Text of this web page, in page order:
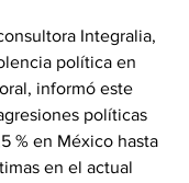
Integralia,
política en
informó este
políticas
% en México hasta
en el actual